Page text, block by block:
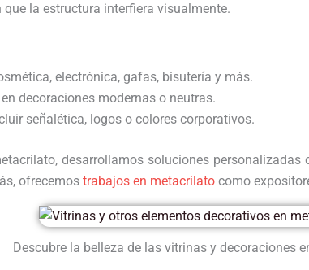
la estructura interfiera visualmente.
electrónica, gafas, bisutería y más.
decoraciones modernas o neutras.
señalética, logos o colores corporativos.
desarrollamos soluciones
ofrecemos trabajos en metacrilato como
Descubre la belleza de las vitrinas y decoraciones